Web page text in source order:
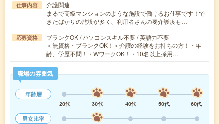
仕事内容
介護関連
まるで高級マンションのような施設で働けるお仕事です！で
きたばかりの施設が多く、利用者さんの要介護度も…
応募資格
ブランクOK / パソコンスキル不要 / 英語力不要
＜無資格・ブランクOK！＞介護の経験をお持ちの方！・年
齢、学歴不問！・WワークOK！・10名以上採用…
職場の雰囲気
年齢層
20代
30代 40代 50代
60代
男女比率